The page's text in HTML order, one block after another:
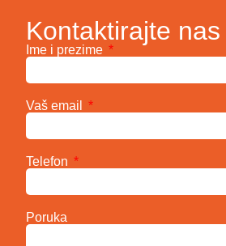
Kontaktirajte nas
Ime i prezime
Vaš email
Telefon
Poruka